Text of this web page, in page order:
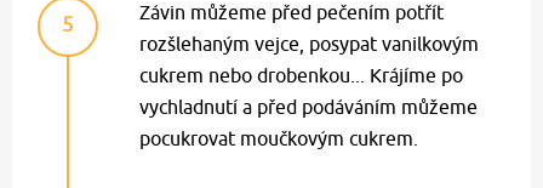
5
Závin můžeme před pečením potřít
rozšlehaným vejce, posypat vanilkovým
cukrem nebo drobenkou... Krájíme po
vychladnutí a před podáváním můžeme
pocukrovat moučkovým cukrem.